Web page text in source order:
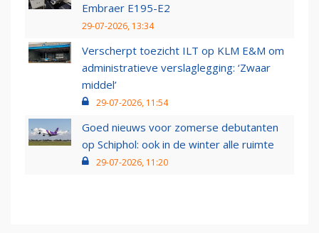
Embraer E195-E2
29-07-2026, 13:34
Verscherpt toezicht ILT op KLM E&M om
administratieve verslaglegging: ‘Zwaar
middel’
29-07-2026, 11:54
Goed nieuws voor zomerse debutanten
op Schiphol: ook in de winter alle ruimte
29-07-2026, 11:20